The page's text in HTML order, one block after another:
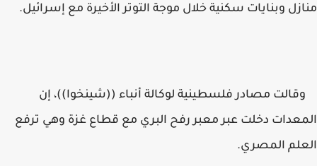
منازل وبنايات سكنية خلال موجة التوتر الأخيرة مع إسرائيل.
وقالت مصادر فلسطينية لوكالة أنباء ((شينخوا))، إن
المعدات دخلت عبر معبر رفح البري مع قطاع غزة وهي ترفع
العلم المصري.